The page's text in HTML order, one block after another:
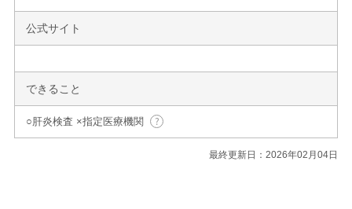
公式サイト
できること
○肝炎検査 ×指定医療機関
最終更新日：2026年02月04日